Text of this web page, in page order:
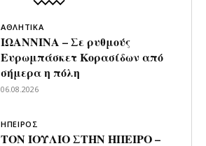
ΑΘΛΗΤΙΚΑ
ΙΩΑΝΝΙΝΑ – Σε ρυθμούς
Ευρωμπάσκετ Κορασίδων από
σήμερα η πόλη
06.08.2026
ΗΠΕΙΡΟΣ
ΤΟΝ ΙΟΥΛΙΟ ΣΤΗΝ ΗΠΕΙΡΟ –